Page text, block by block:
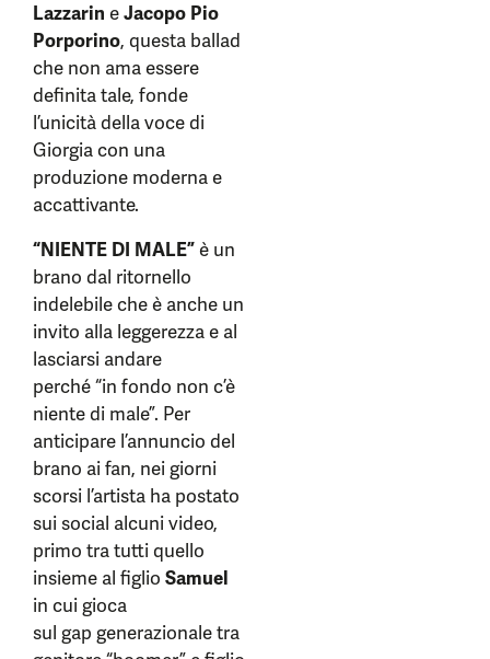
Lazzarin eJacopo Pio
Porporino, questa ballad
che non ama essere
definita tale, fonde
l’unicità della voce di
Giorgia con una
produzione moderna e
accattivante.
“NIENTE DI MALE”è un
brano dal ritornello
indelebile che è anche un
invito alla leggerezza e al
lasciarsi andare
perché “in fondo non c’è
niente di male”. Per
anticipare l’annuncio del
brano ai fan, nei giorni
scorsi l’artista ha postato
sui social alcuni video,
primo tra tutti quello
insieme al figlio Samuel
in cui gioca
sul gap generazionale tra